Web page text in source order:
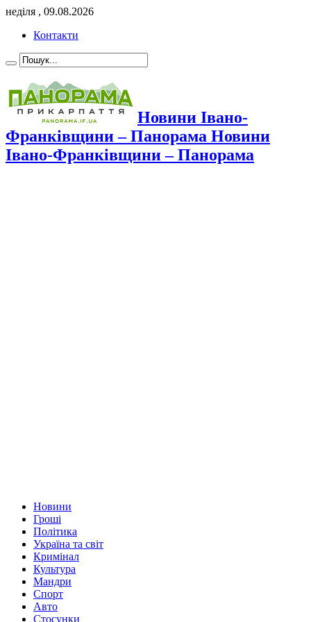
неділя , 09.08.2026
Контакти
Новини Івано-
Франківщини – Панорама Новини
Івано-Франківщини – Панорама
Новини
Гроші
Політика
Україна та світ
Кримінал
Культура
Мандри
Спорт
Авто
Стосунки